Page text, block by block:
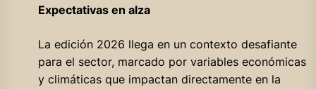
Expectativas en alza
La edición 2026 llega en un contexto desafiante
para el sector, marcado por variables económicas
y climáticas que impactan directamente en la